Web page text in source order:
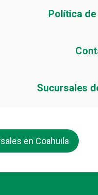
Política
Sucursales
en Coahuila